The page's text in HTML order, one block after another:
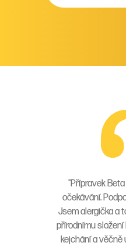
"Přípravek
očekávání.
Jsem alergička a
přírodnímu
kejchání a věčně